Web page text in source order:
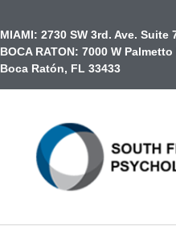
MIAMI: 2730 SW 3rd. Ave. Suite
BOCA RATON: 7000 W
Boca Ratón, FL 33433